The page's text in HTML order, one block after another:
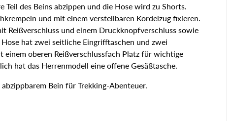
Teil des Beins abzippen und die Hose wird zu Shorts.
und mit einem verstellbaren Kordelzug fixieren.
Reißverschluss und einem Druckknopfverschluss sowie
hat zwei seitliche Eingrifftaschen und zwei
einem oberen Reißverschlussfach Platz für wichtige
hat das Herrenmodell eine offene Gesäßtasche.
Bein für Trekking-Abenteuer.